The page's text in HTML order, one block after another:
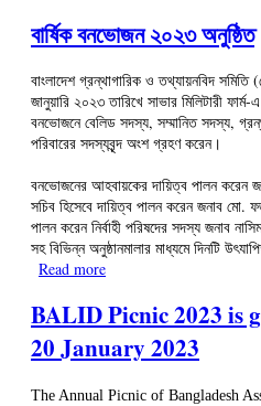
বার্ষিক বনভোজন ২০২৩ অনুষ্ঠিত
বাংলাদেশ গ্রন্থাগারিক ও তথ্যায়নবিদ
জানুয়ারি ২০২৩ তারিখে সাভার মিলিটারী
বনভোজনে বেলিড সদস্য, সম্মানিত সদস্য,
পরিবারের সদস্যবৃন্দ অংশ গ্রহণ করেন।
বনভোজনের আহবায়কের দায়িত্ব পালন করেন
সচিব হিসেবে দায়িত্ব পালন করেন জনাব মো.
পালন করেন নির্বাহী পরিষদের সদস্য জনাব
সহ বিভিন্ন অনুষ্ঠানমালার মাধ্যমে দিনটি
Read more
BALID Picnic 2023 is
20 January 2023
The Annual Picnic of Bangladesh